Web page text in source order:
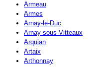
Armeau
Armes
Arnay-le-Duc
Arnay-sous-Vitteaux
Arquian
Artaix
Arthonnay